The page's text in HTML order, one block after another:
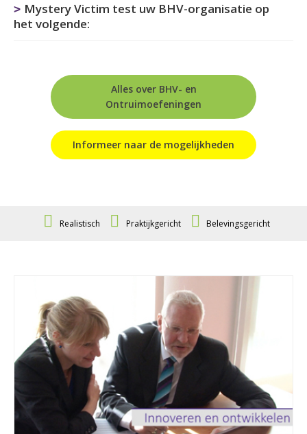
Mystery Victim test uw BHV-organisatie op
het volgende:
Alles over BHV- en
Ontruimoefeningen
Informeer naar de mogelijkheden
Realistisch Praktijkgericht Belevingsgericht